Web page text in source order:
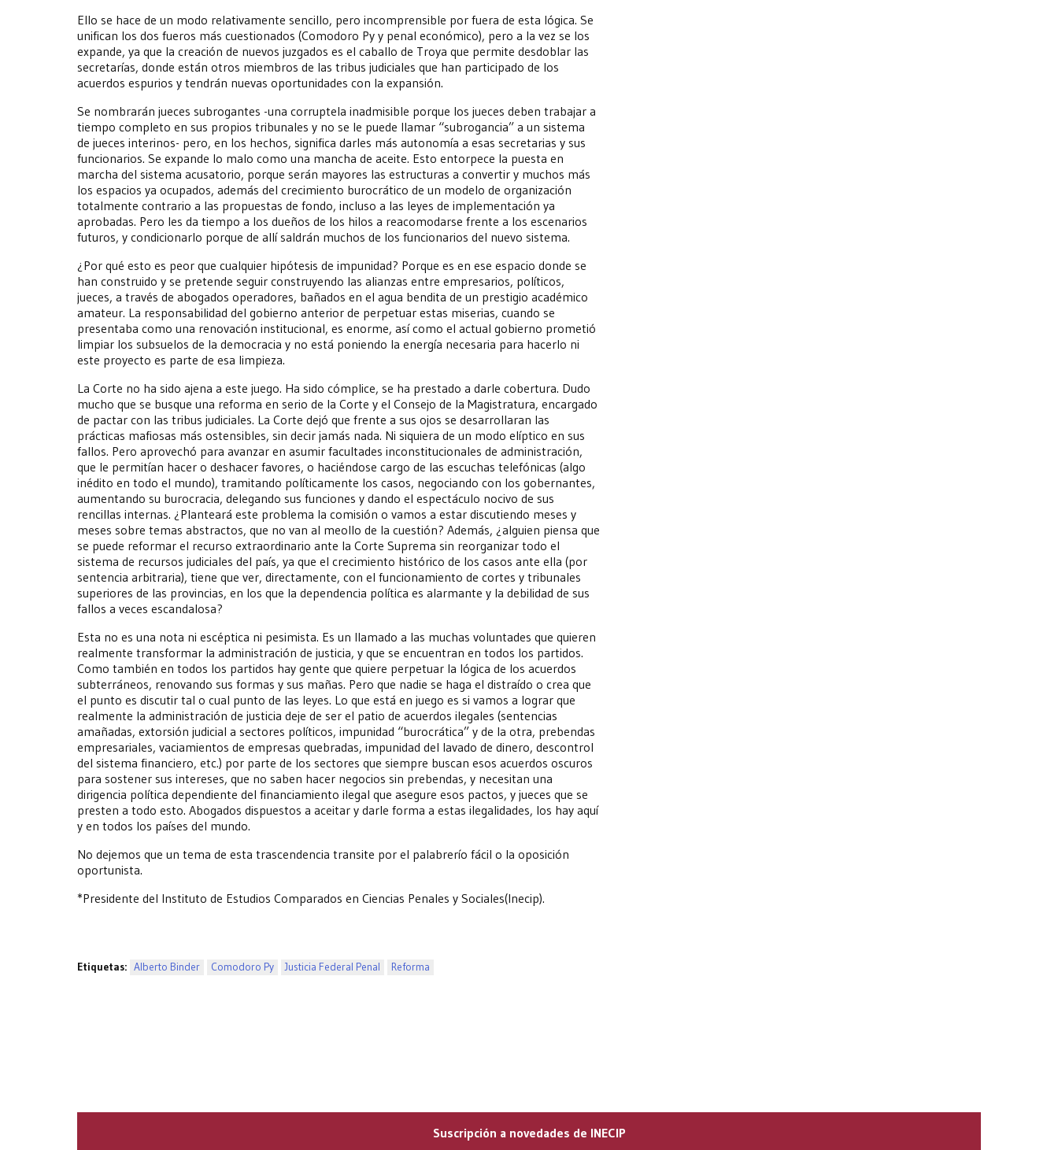
Ello se hace de un modo relativamente sencillo, pero incomprensible por fuera de esta lógica. Se
unifican los dos fueros más cuestionados (Comodoro Py y penal económico), pero a la vez se los
expande, ya que la creación de nuevos juzgados es el caballo de Troya que permite desdoblar las
secretarías, donde están otros miembros de las tribus judiciales que han participado de los
acuerdos espurios y tendrán nuevas oportunidades con la expansión.
Se nombrarán jueces subrogantes -una corruptela inadmisible porque los jueces deben trabajar a
tiempo completo en sus propios tribunales y no se le puede llamar “subrogancia” a un sistema
de jueces interinos- pero, en los hechos, significa darles más autonomía a esas secretarias y sus
funcionarios. Se expande lo malo como una mancha de aceite. Esto entorpece la puesta en
marcha del sistema acusatorio, porque serán mayores las estructuras a convertir y muchos más
los espacios ya ocupados, además del crecimiento burocrático de un modelo de organización
totalmente contrario a las propuestas de fondo, incluso a las leyes de implementación ya
aprobadas. Pero les da tiempo a los dueños de los hilos a reacomodarse frente a los escenarios
futuros, y condicionarlo porque de allí saldrán muchos de los funcionarios del nuevo sistema.
¿Por qué esto es peor que cualquier hipótesis de impunidad? Porque es en ese espacio donde se
han construido y se pretende seguir construyendo las alianzas entre empresarios, políticos,
jueces, a través de abogados operadores, bañados en el agua bendita de un prestigio académico
amateur. La responsabilidad del gobierno anterior de perpetuar estas miserias, cuando se
presentaba como una renovación institucional, es enorme, así como el actual gobierno prometió
limpiar los subsuelos de la democracia y no está poniendo la energía necesaria para hacerlo ni
este proyecto es parte de esa limpieza.
La Corte no ha sido ajena a este juego. Ha sido cómplice, se ha prestado a darle cobertura. Dudo
mucho que se busque una reforma en serio de la Corte y el Consejo de la Magistratura, encargado
de pactar con las tribus judiciales. La Corte dejó que frente a sus ojos se desarrollaran las
prácticas mafiosas más ostensibles, sin decir jamás nada. Ni siquiera de un modo elíptico en sus
fallos. Pero aprovechó para avanzar en asumir facultades inconstitucionales de administración,
que le permitían hacer o deshacer favores, o haciéndose cargo de las escuchas telefónicas (algo
inédito en todo el mundo), tramitando políticamente los casos, negociando con los gobernantes,
aumentando su burocracia, delegando sus funciones y dando el espectáculo nocivo de sus
rencillas internas. ¿Planteará este problema la comisión o vamos a estar discutiendo meses y
meses sobre temas abstractos, que no van al meollo de la cuestión? Además, ¿alguien piensa que
se puede reformar el recurso extraordinario ante la Corte Suprema sin reorganizar todo el
sistema de recursos judiciales del país, ya que el crecimiento histórico de los casos ante ella (por
sentencia arbitraria), tiene que ver, directamente, con el funcionamiento de cortes y tribunales
superiores de las provincias, en los que la dependencia política es alarmante y la debilidad de sus
fallos a veces escandalosa?
Esta no es una nota ni escéptica ni pesimista. Es un llamado a las muchas voluntades que quieren
realmente transformar la administración de justicia, y que se encuentran en todos los partidos.
Como también en todos los partidos hay gente que quiere perpetuar la lógica de los acuerdos
subterráneos, renovando sus formas y sus mañas. Pero que nadie se haga el distraído o crea que
el punto es discutir tal o cual punto de las leyes. Lo que está en juego es si vamos a lograr que
realmente la administración de justicia deje de ser el patio de acuerdos ilegales (sentencias
amañadas, extorsión judicial a sectores políticos, impunidad “burocrática” y de la otra, prebendas
empresariales, vaciamientos de empresas quebradas, impunidad del lavado de dinero, descontrol
del sistema financiero, etc.) por parte de los sectores que siempre buscan esos acuerdos oscuros
para sostener sus intereses, que no saben hacer negocios sin prebendas, y necesitan una
dirigencia política dependiente del financiamiento ilegal que asegure esos pactos, y jueces que se
presten a todo esto. Abogados dispuestos a aceitar y darle forma a estas ilegalidades, los hay aquí
y en todos los países del mundo.
No dejemos que un tema de esta trascendencia transite por el palabrerío fácil o la oposición
oportunista.
*Presidente del Instituto de Estudios Comparados en Ciencias Penales y Sociales(Inecip).
Etiquetas: Alberto Binder Comodoro Py Justicia Federal Penal Reforma
Suscripción a novedades de INECIP